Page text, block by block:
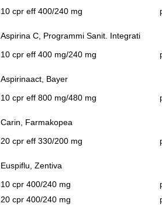
10 cpr eff 400/240 mg
Aspirina C, Programmi Sanit. Integrati
10 cpr eff 400 mg/240 mg
Aspirinaact, Bayer
10 cpr eff 800 mg/480 mg
Carin, Farmakopea
20 cpr eff 330/200 mg
Euspiflu, Zentiva
10 cpr 400/240 mg
20 cpr 400/240 mg